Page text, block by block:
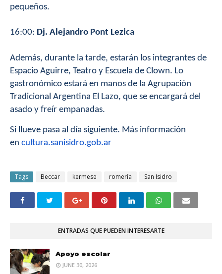
pequeños.
16:00: Dj. Alejandro Pont Lezica
Además, durante la tarde, estarán los integrantes de
Espacio Aguirre, Teatro y Escuela de Clown. Lo
gastronómico estará en manos de la Agrupación
Tradicional Argentina El Lazo, que se encargará del
asado y freír empanadas.
Si llueve pasa al día siguiente. Más información
en cultura.sanisidro.gob.ar
Tags Beccar kermese romería San Isidro
ENTRADAS QUE PUEDEN INTERESARTE
Apoyo escolar
JUNE 30, 2026